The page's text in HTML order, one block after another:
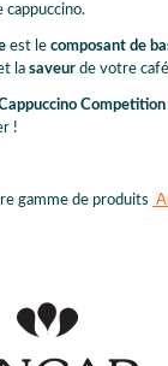
cappuccino.
est le composant de
la saveur de votre
Competition
!
gamme de produits